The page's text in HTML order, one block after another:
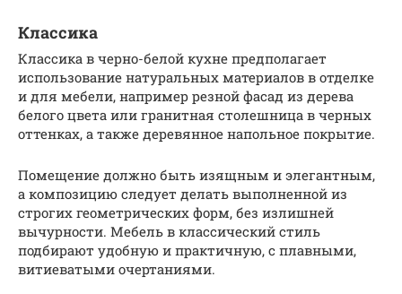
Классика
Классика в черно-белой кухне предполагает
использование натуральных материалов в отделке
и для мебели, например резной фасад из дерева
белого цвета или гранитная столешница в черных
оттенках, а также деревянное напольное покрытие.
Помещение должно быть изящным и элегантным,
а композицию следует делать выполненной из
строгих геометрических форм, без излишней
вычурности. Мебель в классический стиль
подбирают удобную и практичную, с плавными,
витиеватыми очертаниями.